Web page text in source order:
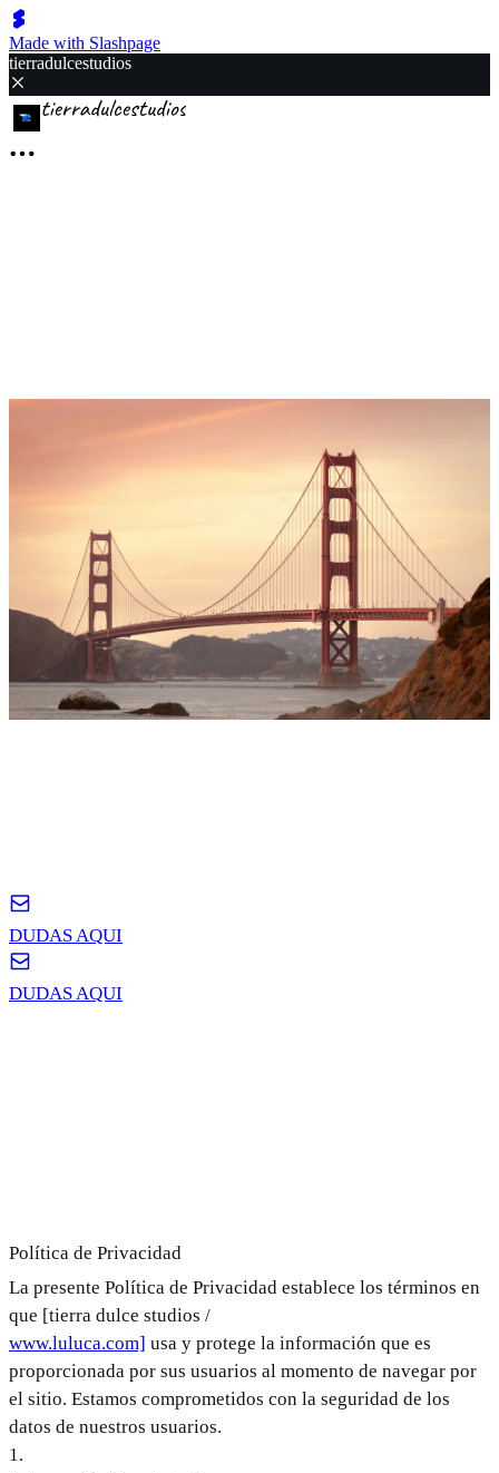
Made with Slashpage
tierradulcestudios
DUDAS AQUI
DUDAS AQUI
Política de Privacidad
La presente Política de Privacidad establece los términos en
que [tierra dulce studios /
www.luluca.com] usa y protege la información que es
proporcionada por sus usuarios al momento de navegar por
el sitio. Estamos comprometidos con la seguridad de los
datos de nuestros usuarios.
1.